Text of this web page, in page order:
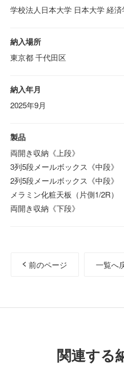
学校法人日本大学 日本大学 経済
納入場所
東京都 千代田区
納入年月
2025年9月
製品
両開き収納《上段》
3列5段メールボックス《中段》
2列5段メールボックス《中段》
メラミン化粧天板（片側1/2R）
両開き収納《下段》
前のページ 一覧へ
関連する